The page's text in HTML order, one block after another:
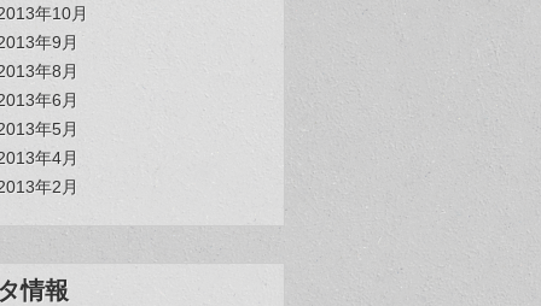
年10月
年9月
年8月
年6月
年5月
年4月
年2月
情報